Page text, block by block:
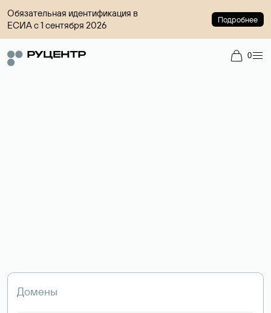
Обязательная идентификация в
ЕСИА с 1 сентября 2026
Подробнее
0